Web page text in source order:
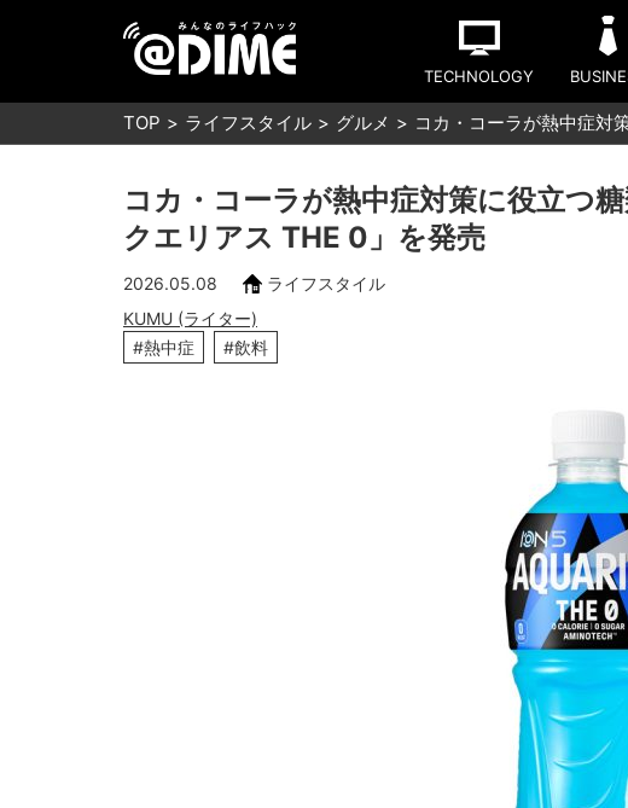
TECHNOLOGY
TOP ライフスタイル グルメ コカ・コーラが熱中症対
コカ・コーラが熱中症対策に役立つ
クエリアス THE 0」を発売
2026.05.08
ライフスタイル
KUMU (ライター)
#熱中症
#飲料